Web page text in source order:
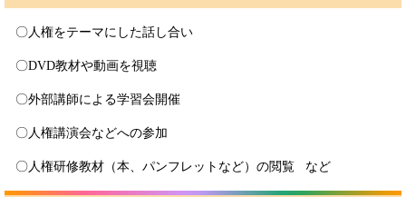
〇人権をテーマにした話し合い
〇DVD教材や動画を視聴
〇外部講師による学習会開催
〇人権講演会などへの参加
〇人権研修教材（本、パンフレットなど）の閲覧 など